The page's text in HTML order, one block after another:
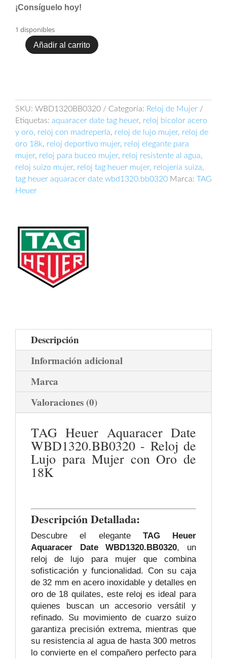
¡Consíguelo hoy!
1 disponibles
TAG
cantidad
Añadir al carrito
SKU: WBD1320BB0320 Categoría: Reloj de Mujer
Etiquetas: aquaracer date tag heuer, reloj bicolor acero
y oro, reloj con madreperla, reloj de lujo mujer, reloj de
oro 18k, reloj deportivo mujer, reloj elegante para
mujer, reloj para buceo mujer, reloj resistente al agua,
reloj suizo mujer, reloj tag heuer mujer, relojería suiza,
tag heuer aquaracer date wbd1320.bb0320 Marca: TAG
Heuer
Descripción
Información adicional
Marca
Valoraciones (0)
TAG Heuer Aquaracer Date
WBD1320.BB0320 - Reloj de
Lujo para Mujer con Oro de
18K
Descripción Detallada:
Descubre el elegante TAG Heuer
Aquaracer Date WBD1320.BB0320, un
reloj de lujo para mujer que combina
sofisticación y funcionalidad. Con su caja
de 32 mm en acero inoxidable y detalles en
oro de 18 quilates, este reloj es ideal para
quienes buscan un accesorio versátil y
refinado. Su movimiento de cuarzo suizo
garantiza precisión extrema, mientras que
su resistencia al agua de hasta 300 metros
lo convierte en el compañero perfecto para